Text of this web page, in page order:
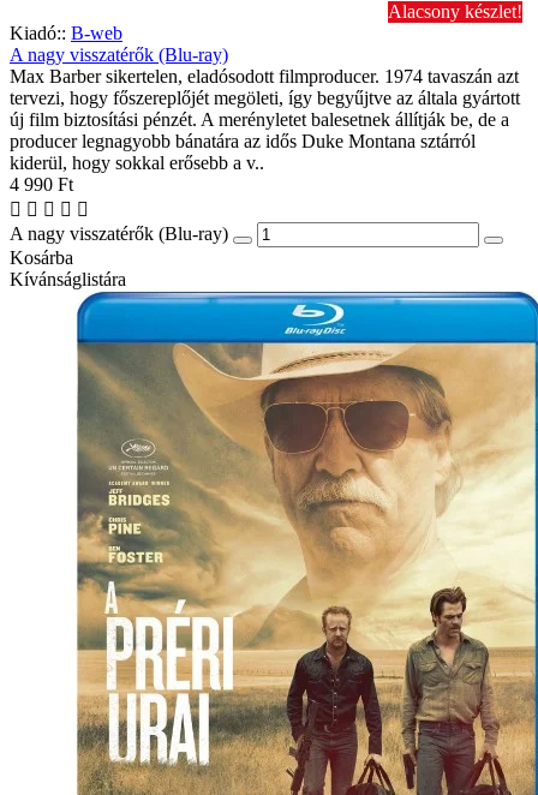
Alacsony készlet!
Kiadó:: B-web
A nagy visszatérők (Blu-ray)
Max Barber sikertelen, eladósodott filmproducer. 1974 tavaszán azt
tervezi, hogy főszereplőjét megöleti, így begyűjtve az általa gyártott
új film biztosítási pénzét. A merényletet balesetnek állítják be, de a
producer legnagyobb bánatára az idős Duke Montana sztárról
kiderül, hogy sokkal erősebb a v..
4 990 Ft
A nagy visszatérők (Blu-ray)
Kosárba
Kívánságlistára